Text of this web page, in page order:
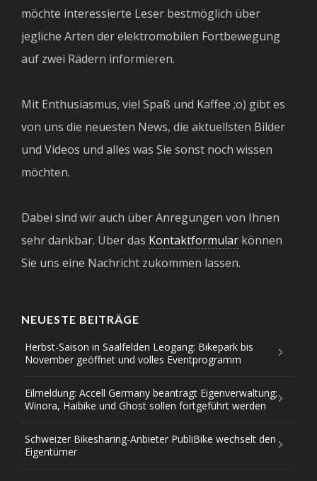
möchte interessierte Leser bestmöglich über
jegliche Arten der elektromobilen Fortbewegung
auf zwei Rädern informieren.
Mit Enthusiasmus, viel Spaß und Kaffee ;o) gibt es
von uns die neuesten News, die aktuellsten Bilder
und Videos und alles was Sie sonst noch wissen
möchten.
Dabei sind wir auch über Anregungen von Ihnen
sehr dankbar. Über das Kontaktformular können
Sie uns eine Nachricht zukommen lassen.
NEUESTE BEITRÄGE
Herbst-Saison in Saalfelden Leogang: Bikepark bis
November geöffnet und volles Eventprogramm
Eilmeldung: Accell Germany beantragt Eigenverwaltung;
Winora, Haibike und Ghost sollen fortgeführt werden
Schweizer Bikesharing-Anbieter PubliBike wechselt den
Eigentümer